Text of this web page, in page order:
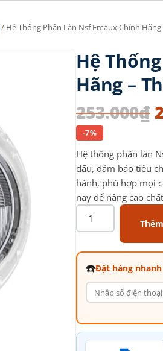
/ Hệ Thống Phân Làn Nsf Emaux Chính
Hệ
Hãng –
253.000₫
-7%
Hệ thống phân làn
đấu, đảm bảo tiêu
hành, phù hợp mọi
nay để nâng cao
☎️Đặt hàng nhanh